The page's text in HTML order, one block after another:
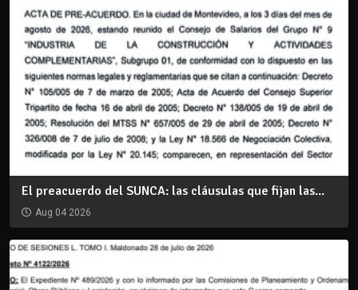
El preacuerdo del SUNCA: las cláusulas que fijan las...
Aug 04 2026